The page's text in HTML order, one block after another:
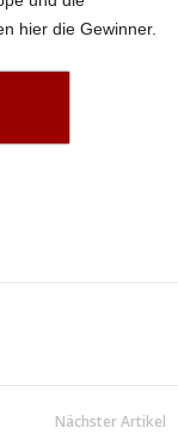
hier die Gewinner.
Nächster Artikel